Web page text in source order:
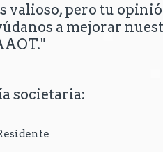
valioso, pero tu
a mejorar
societaria: